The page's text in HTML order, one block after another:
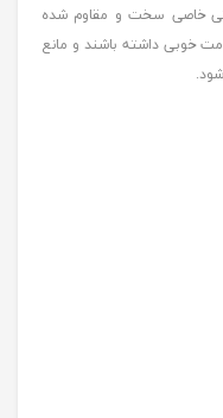
خاصی سخت و مقاوم شده
خوبی داشته باشند و مانع